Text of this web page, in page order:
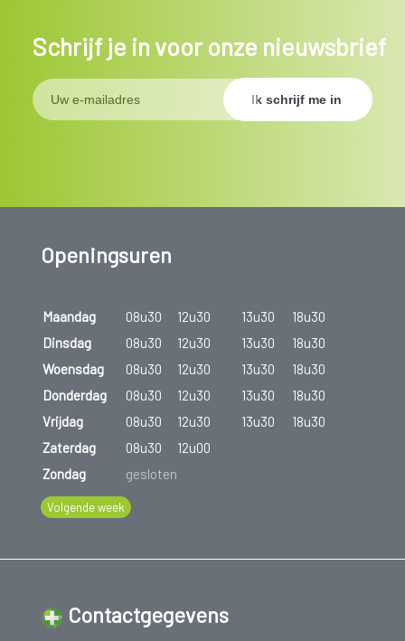
Schrijf je in voor onze nieuwsbrief
Openingsuren
Maandag 08u30 12u30 13u30
18u30
Dinsdag
08u30 12u30 13u30
18u30
Woensdag
08u30 12u30 13u30
18u30
Donderdag
08u30 12u30 13u30
18u30
Vrijdag
08u30 12u30 13u30
18u30
Zaterdag
08u30
12u00
Zondag
gesloten
Volgende week
Contactgegevens